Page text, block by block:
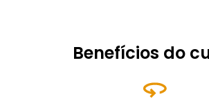
Benefícios do